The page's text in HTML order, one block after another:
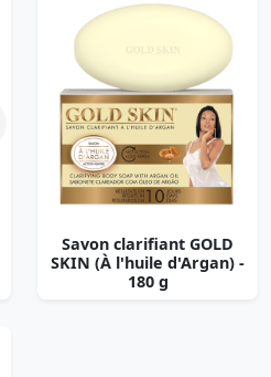
Savon clarifiant GOLD
SKIN (À l'huile d'Argan) -
180 g